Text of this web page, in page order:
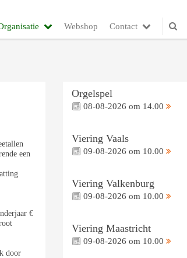
Webshop Contact
een
€
door
Orgelspel
08-08-2026 om 14.00
Viering Vaals
09-08-2026 om 10.00
Viering Valkenburg
09-08-2026 om 10.00
Viering Maastricht
09-08-2026 om 10.00